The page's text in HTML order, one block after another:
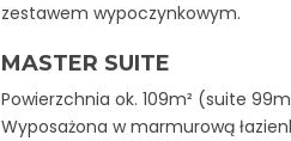
zestawem wypoczynkowym.
MASTER SUITE
Powierzchnia ok. 109m² (suite
Wyposażona w marmurową